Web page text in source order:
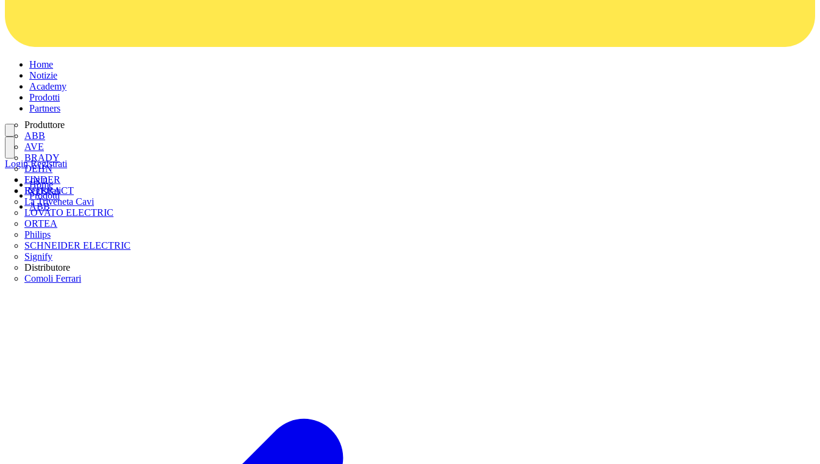
Home
Notizie
Academy
Prodotti
Partners
Produttore
ABB
AVE
BRADY
DEHN
FINDER
INTERACT
La Triveneta Cavi
LOVATO ELECTRIC
ORTEA
Philips
SCHNEIDER ELECTRIC
Signify
Distributore
Comoli Ferrari
Login
Registrati
Login Registrati
Home
Prodotti
ABB